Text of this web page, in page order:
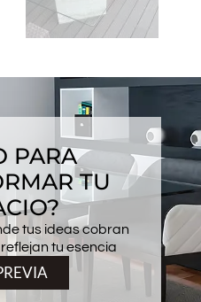
PARA
TU
tus ideas cobran
tu esencia